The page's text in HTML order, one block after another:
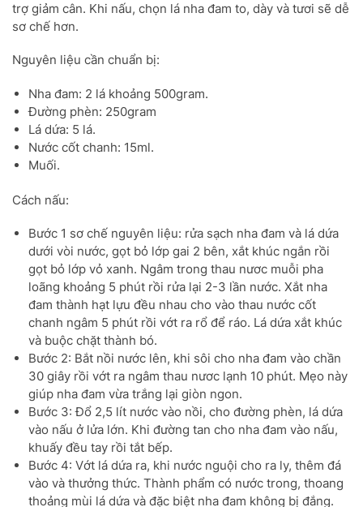
trợ giảm cân. Khi nấu, chọn lá nha đam to, dày và tươi sẽ dễ
sơ chế hơn.
Nguyên liệu cần chuẩn bị:
Nha đam: 2 lá khoảng 500gram.
Đường phèn: 250gram
Lá dứa: 5 lá.
Nước cốt chanh: 15ml.
Muối.
Cách nấu:
Bước 1 sơ chế nguyên liệu: rửa sạch nha đam và lá dứa
dưới vòi nước, gọt bỏ lớp gai 2 bên, xắt khúc ngắn rồi
gọt bỏ lớp vỏ xanh. Ngâm trong thau nươc muỗi pha
loãng khoảng 5 phút rồi rửa lại 2-3 lần nước. Xắt nha
đam thành hạt lựu đều nhau cho vào thau nước cốt
chanh ngâm 5 phút rồi vớt ra rổ để ráo. Lá dứa xắt khúc
và buộc chặt thành bó.
Bước 2: Bắt nồi nước lên, khi sôi cho nha đam vào chần
30 giây rồi vớt ra ngâm thau nươc lạnh 10 phút. Mẹo này
giúp nha đam vừa trắng lại giòn ngon.
Bước 3: Đổ 2,5 lít nước vào nồi, cho đường phèn, lá dứa
vào nấu ở lửa lớn. Khi đường tan cho nha đam vào nấu,
khuấy đều tay rồi tắt bếp.
Bước 4: Vớt lá dứa ra, khi nước nguội cho ra ly, thêm đá
vào và thưởng thức. Thành phẩm có nước trong, thoang
thoảng mùi lá dứa và đặc biệt nha đam không bị đắng.